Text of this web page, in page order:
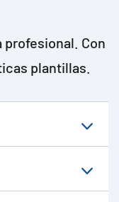
profesional. Con
plantillas.